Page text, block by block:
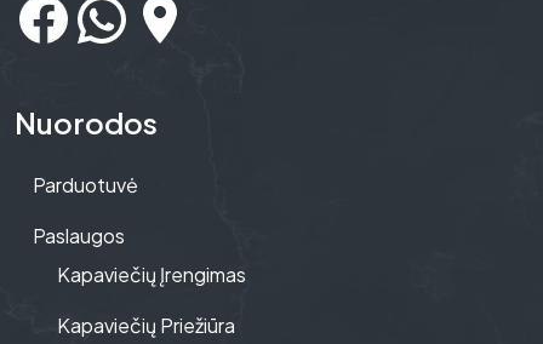
Nuorodos
Parduotuvė
Paslaugos
Kapaviečių Įrengimas
Kapaviečių Priežiūra